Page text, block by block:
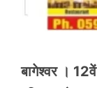
बागेश्वर ।